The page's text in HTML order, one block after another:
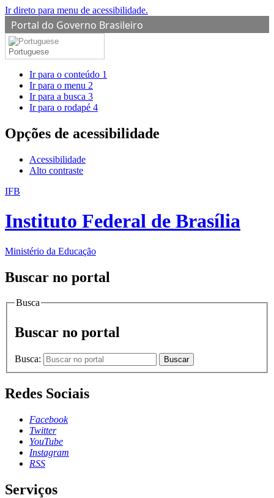
Ir direto para menu de acessibilidade.
Portal do Governo Brasileiro
Portuguese
Ir para o conteúdo 1
Ir para o menu 2
Ir para a busca 3
Ir para o rodapé 4
Opções de acessibilidade
Acessibilidade
Alto contraste
IFB
Instituto Federal de Brasília
Ministério da Educação
Buscar no portal
Busca
Buscar no portal
Busca: Buscar
Redes Sociais
Facebook
Twitter
YouTube
Instagram
RSS
Serviços